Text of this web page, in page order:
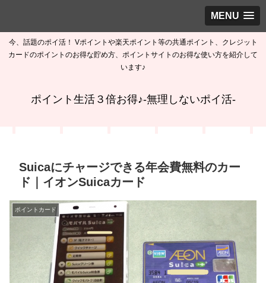
MENU
今、話題のポイ活！ Vポイントや楽天ポイント等の共通ポイント、クレジット
カードのポイントのお得な貯め方、ポイントサイトのお得な使い方を紹介して
います♪
ポイント生活３倍お得♪-無理しないポイ活-
Suicaにチャージできる年会費無料のカー
ド｜イオンSuicaカード
ポイントカード